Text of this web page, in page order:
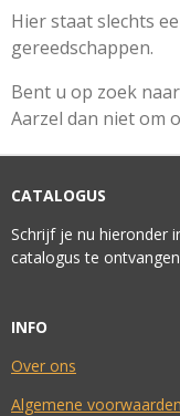
Hier staat slechts
gereedschappen.
Bent u op zoek
Aarzel dan niet om
CATALOGUS
Schrijf je nu hieronder
catalogus te
INFO
Over ons
Algemene voorwaarden